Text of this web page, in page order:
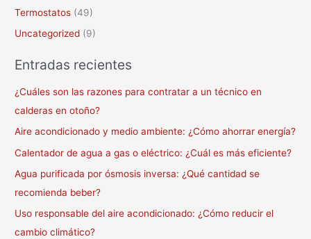
Termostatos (49)
Uncategorized (9)
Entradas recientes
¿Cuáles son las razones para contratar a un técnico en
calderas en otoño?
Aire acondicionado y medio ambiente: ¿Cómo ahorrar energía?
Calentador de agua a gas o eléctrico: ¿Cuál es más eficiente?
Agua purificada por ósmosis inversa: ¿Qué cantidad se
recomienda beber?
Uso responsable del aire acondicionado: ¿Cómo reducir el
cambio climático?